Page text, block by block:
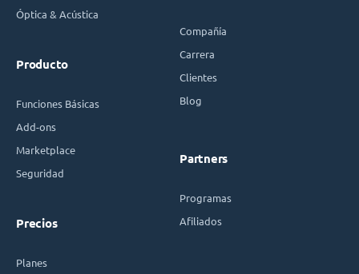
Óptica & Acústica
Producto
Funciones Básicas
Add-ons
Marketplace
Seguridad
Precios
Planes
Compañía
Carrera
Clientes
Blog
Partners
Programas
Afiliados